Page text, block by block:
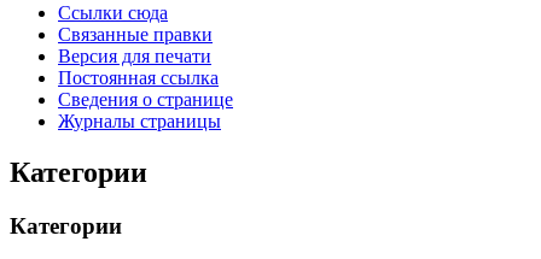
Ссылки сюда
Связанные правки
Версия для печати
Постоянная ссылка
Сведения о странице
Журналы страницы
Категории
Категории